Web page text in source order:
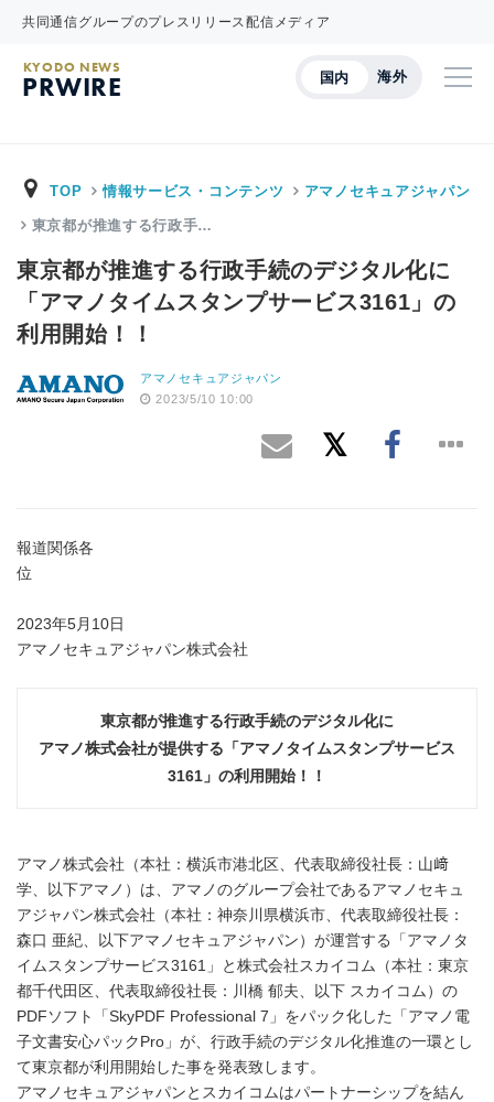
共同通信グループのプレスリリース配信メディア
国内 海外
KYODO NEWS
PRWIRE
TOP 情報サービス・コンテンツ アマノセキュアジャパン
東京都が推進する行政手…
東京都が推進する行政手続のデジタル化に
「アマノタイムスタンプサービス3161」の
利用開始！！
アマノセキュアジャパン
2023/5/10 10:00
報道関係各
位
2023年5月10日
アマノセキュアジャパン株式会社
東京都が推進する行政手続のデジタル化に
アマノ株式会社が提供する「アマノタイムスタンプサービス
3161 」の利用開始！！
アマノ株式会社（本社：横浜市港北区、代表取締役社長：山﨑
学、以下アマノ）は、アマノのグループ会社であるアマノセキュ
アジャパン株式会社（本社：神奈川県横浜市、代表取締役社長：
森口 亜紀、以下アマノセキュアジャパン）が運営する「アマノタ
イムスタンプサービス3161」と株式会社スカイコム（本社：東京
都千代田区、代表取締役社長：川橋 郁夫、以下 スカイコム）の
PDFソフト「SkyPDF Professional 7」をパック化した「アマノ電
子文書安心パックPro」が、行政手続のデジタル化推進の一環とし
て東京都が利用開始した事を発表致します。
アマノセキュアジャパンとスカイコムはパートナーシップを結ん